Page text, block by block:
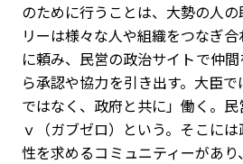
のために行うことは、大勢の人
リーは様々な人や組織をつなぎ
に頼み、民営の政治サイトで仲
ら承認や協力を引き出す。大臣
ではなく、政府と共に」働く。
ｖ（ガブゼロ）という。そこに
性を求めるコミュニティーがあ